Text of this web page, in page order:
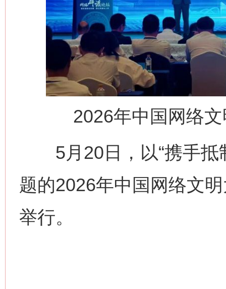
2026年中国网络
5月20日，以“携手抵
题的2026年中国网络文
举行。
网上购药对药下症？